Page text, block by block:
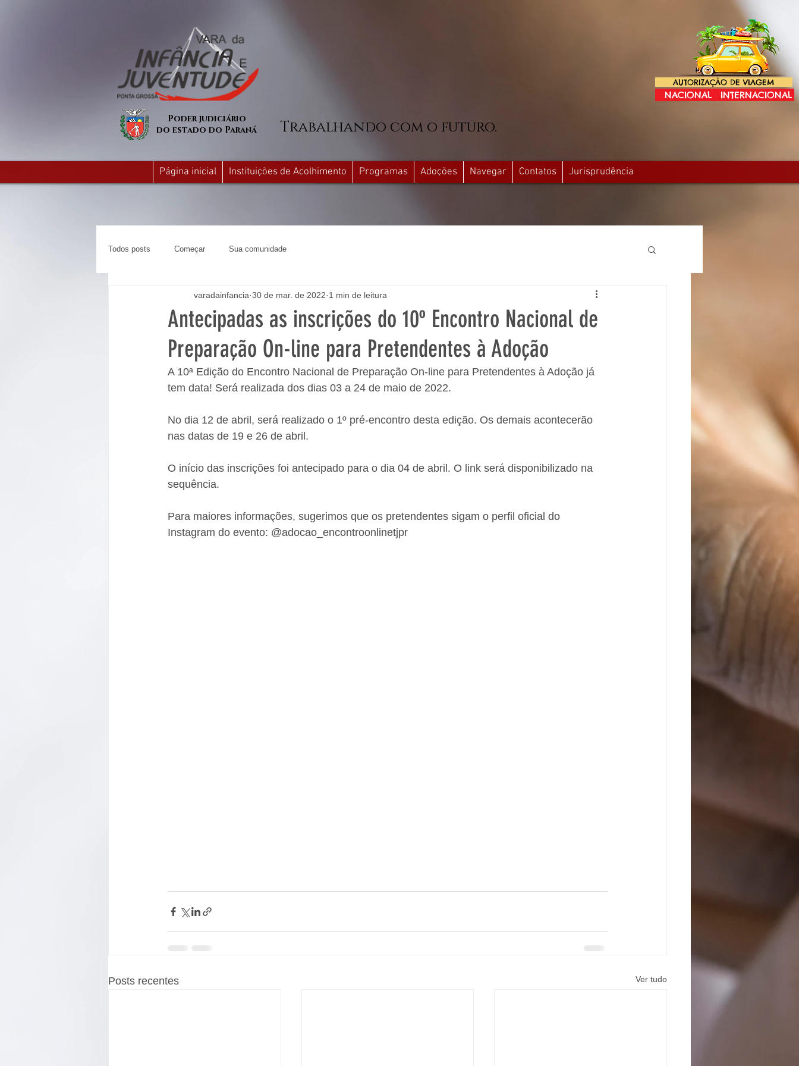
AUTORIZAÇÃO DE VIAGEM
NACIONAL INTERNACIONAL
Poder judiciário
do estado do Paraná
Trabalhando com o futuro.
Página inicial Instituições de Acolhimento Programas Adoções Navegar Contatos Jurisprudência
Todos posts Começar Sua comunidade
Antecipadas as inscrições do 10º Encontro Nacional de
Preparação On-line para Pretendentes à Adoção
varadainfancia 30 de mar. de 2022 1 min de leitura
A 10ª Edição do Encontro Nacional de Preparação On-line para Pretendentes à Adoção já
tem data! Será realizada dos dias 03 a 24 de maio de 2022.
No dia 12 de abril, será realizado o 1º pré-encontro desta edição. Os demais acontecerão
nas datas de 19 e 26 de abril.
O início das inscrições foi antecipado para o dia 04 de abril. O link será disponibilizado na
sequência.
Para maiores informações, sugerimos que os pretendentes sigam o perfil oficial do
Instagram do evento: @adocao_encontroonlinetjpr
Posts recentes Ver tudo